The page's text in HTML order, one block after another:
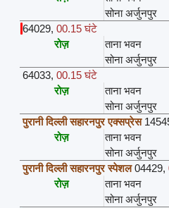
सोना अर्जुनपुर
64029,00.15 घंटे
रोज़
ताना भवन
सोना अर्जुनपुर
64033,00.15 घंटे
रोज़
ताना भवन
सोना अर्जुनपुर
पुरानी दिल्ली सहारनपुर एक्सप्रेस
रोज़
ताना भवन
सोना अर्जुनपुर
पुरानी दिल्ली सहारनपुर स्पेशल 04429,
रोज़
ताना भवन
सोना अर्जुनपुर